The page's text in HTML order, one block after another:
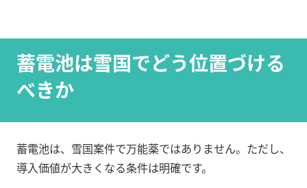
蓄電池は雪国でどう位置づける
べきか
蓄電池は、雪国案件で万能薬ではありません。ただし、
導入価値が大きくなる条件は明確です。